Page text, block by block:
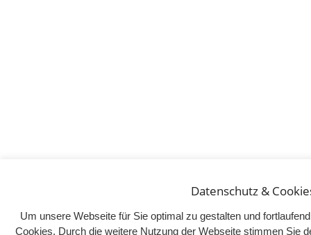
Datenschutz &
Um unsere Webseite für Sie optimal zu gestalten und
Cookies. Durch die weitere Nutzung der Webseite stimmen Sie